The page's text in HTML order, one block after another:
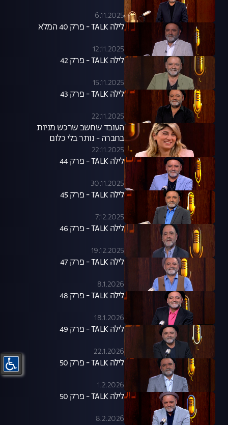
6.11.2025
לילה TALK - פרק 40 המלא
12.11.2025
לילה TALK - פרק 42
15.11.2025
לילה TALK - פרק 43
22.11.2025
העובד שחשב שרכש מניות
בחברה - נותר בלי כלום
22.11.2025
לילה TALK - פרק 44
30.11.2025
לילה TALK - פרק 45
7.12.2025
לילה TALK - פרק 46
19.12.2025
לילה TALK - פרק 47
8.1.2026
לילה TALK - פרק 48
18.1.2026
לילה TALK - פרק 49
22.1.2026
לילה TALK - פרק 50
1.2.2026
לילה TALK - פרק 50
8.2.2026